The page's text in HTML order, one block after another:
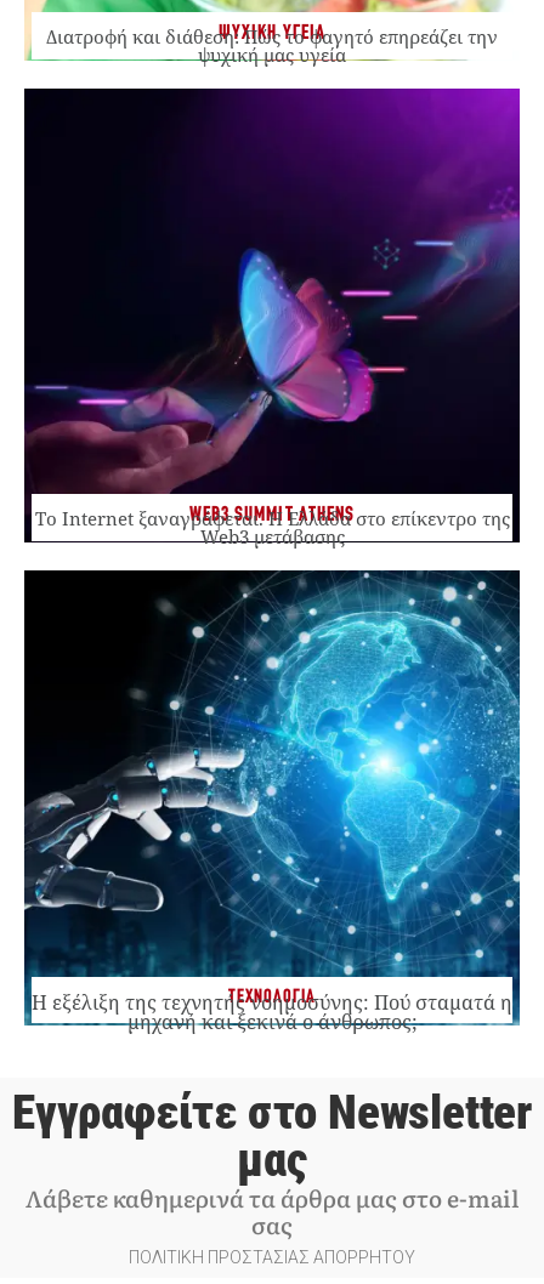
ΨΥΧΙΚΗ ΥΓΕΙΑ
Διατροφή και διάθεση: Πώς το φαγητό επηρεάζει την
ψυχική μας υγεία
WEB3 SUMMIT ATHENS
Το Internet ξαναγράφεται. Η Ελλάδα στο επίκεντρο της
Web3 μετάβασης
ΤΕΧΝΟΛΟΓΙΑ
Η εξέλιξη της τεχνητής νοημοσύνης: Πού σταματά η
μηχανή και ξεκινά ο άνθρωπος;
Εγγραφείτε στο Newsletter
μας
Λάβετε καθημερινά τα άρθρα μας στο e-mail
σας
ΠΟΛΙΤΙΚΗ ΠΡΟΣΤΑΣΙΑΣ ΑΠΟΡΡΗΤΟΥ